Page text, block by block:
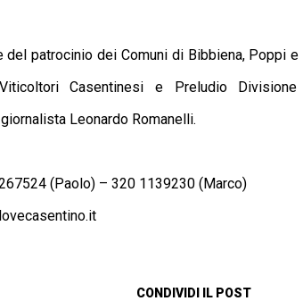
del patrocinio dei Comuni di Bibbiena, Poppi
Viticoltori Casentinesi e Preludio
Leonardo Romanelli.
(Paolo) – 320 1139230 (Marco)
CONDIVIDI IL POST